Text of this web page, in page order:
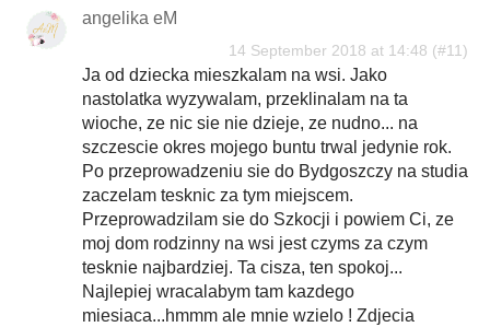
angelika eM
14 September 2018 at 14:48
Ja od dziecka mieszkalam na wsi. Jako
nastolatka wyzywalam, przeklinalam na ta
wioche, ze nic sie nie dzieje, ze nudno... na
szczescie okres mojego buntu trwal jedynie rok.
Po przeprowadzeniu sie do Bydgoszczy na studia
zaczelam tesknic za tym miejscem.
Przeprowadzilam sie do Szkocji i powiem Ci, ze
moj dom rodzinny na wsi jest czyms za czym
tesknie najbardziej. Ta cisza, ten spokoj...
Najlepiej wracalabym tam kazdego
miesiaca...hmmm ale mnie wzielo ! Zdjecia